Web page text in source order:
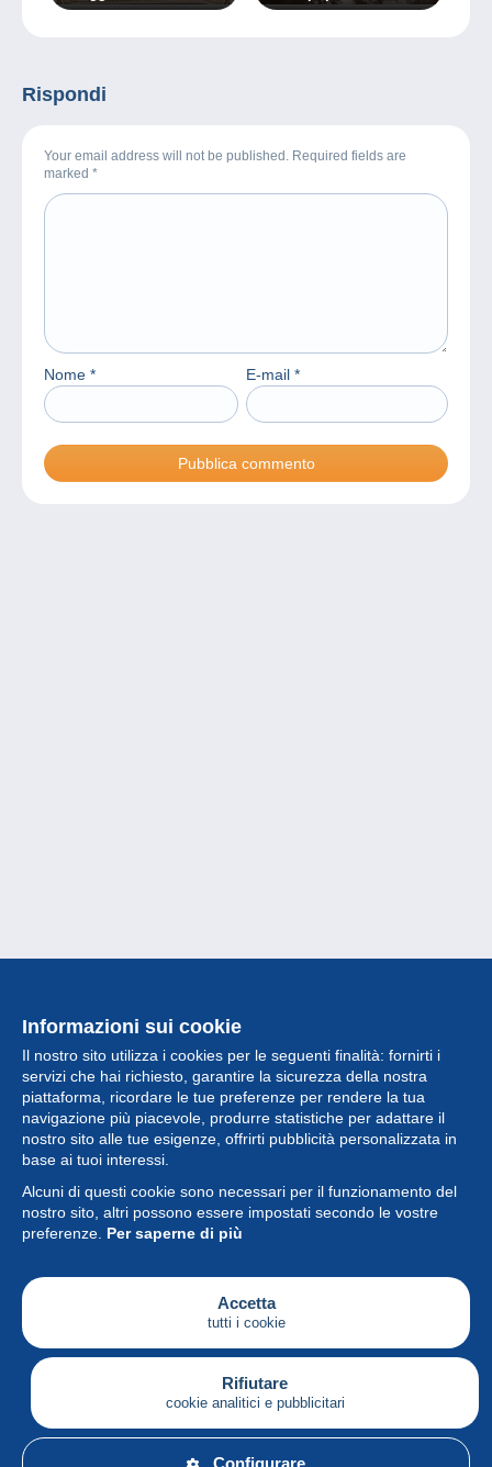
chi?
Rispondi
Your email address will not be published. Required fields are
marked *
Nome * E-mail *
Informazioni sui cookie
Il nostro sito utilizza i cookies per le seguenti finalità: fornirti i
servizi che hai richiesto, garantire la sicurezza della nostra
piattaforma, ricordare le tue preferenze per rendere la tua
navigazione più piacevole, produrre statistiche per adattare il
nostro sito alle tue esigenze, offrirti pubblicità personalizzata in
base ai tuoi interessi.
Alcuni di questi cookie sono necessari per il funzionamento del
nostro sito, altri possono essere impostati secondo le vostre
preferenze. Per saperne di più
Accetta
tutti i cookie
Rifiutare
cookie analitici e pubblicitari
Configurare
Collezione
Novità
Funzione
Società
Servizi
Sta scrivendo
Italiano